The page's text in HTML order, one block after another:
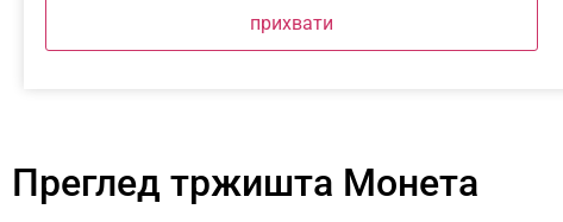
прихвати
Преглед тржишта Монета